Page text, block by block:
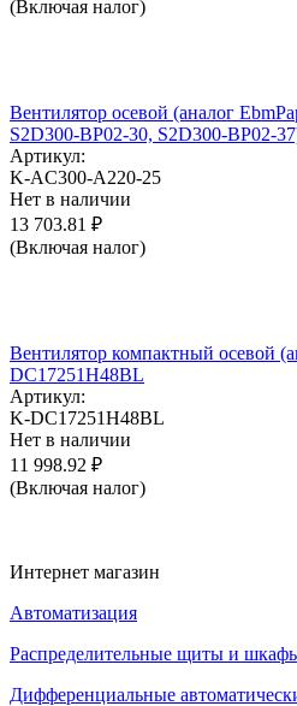
(Включая налог)
Вентилятор осевой (аналог
S2D300-BP02-30, S2D300-BP02-
Артикул:
K-AC300-A220-25
Нет в наличии
13 703.81 ₽
(Включая налог)
Вентилятор компактный осевой
DC17251H48BL
Артикул:
K-DC17251H48BL
Нет в наличии
11 998.92 ₽
(Включая налог)
Интернет магазин
Автоматизация
Распределительные щиты и
Дифференциальные